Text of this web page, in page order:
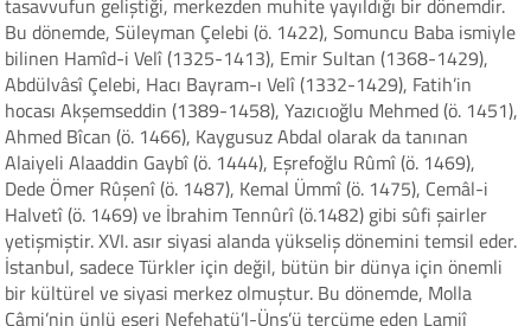
tasavvufun geliştiği, merkezden muhite yayıldığı bir dönemdir.
Bu dönemde, Süleyman Çelebi (ö. 1422), Somuncu Baba ismiyle
bilinen Hamîd-i Velî (1325-1413), Emir Sultan (1368-1429),
Abdülvâsî Çelebi, Hacı Bayram-ı Velî (1332-1429), Fatih’in
hocası Akşemseddin (1389-1458), Yazıcıoğlu Mehmed (ö. 1451),
Ahmed Bîcan (ö. 1466), Kaygusuz Abdal olarak da tanınan
Alaiyeli Alaaddin Gaybî (ö. 1444), Eşrefoğlu Rûmî (ö. 1469),
Dede Ömer Rûşenî (ö. 1487), Kemal Ümmî (ö. 1475), Cemâl-i
Halvetî (ö. 1469) ve İbrahim Tennûrî (ö.1482) gibi sûfi şairler
yetişmiştir. XVI. asır siyasi alanda yükseliş dönemini temsil eder.
İstanbul, sadece Türkler için değil, bütün bir dünya için önemli
bir kültürel ve siyasi merkez olmuştur. Bu dönemde, Molla
Câmi’nin ünlü eseri Nefehatü’l-Üns’ü tercüme eden Lamiî